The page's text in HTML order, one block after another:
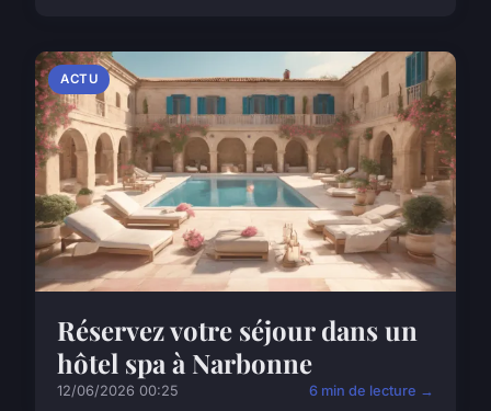
ACTU
Réservez votre séjour dans un
hôtel spa à Narbonne
12/06/2026 00:25 6 min de lecture →